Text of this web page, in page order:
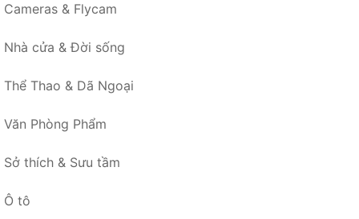
Cameras & Flycam
Nhà cửa & Đời sống
Thể Thao & Dã Ngoại
Văn Phòng Phẩm
Sở thích & Sưu tầm
Ô tô